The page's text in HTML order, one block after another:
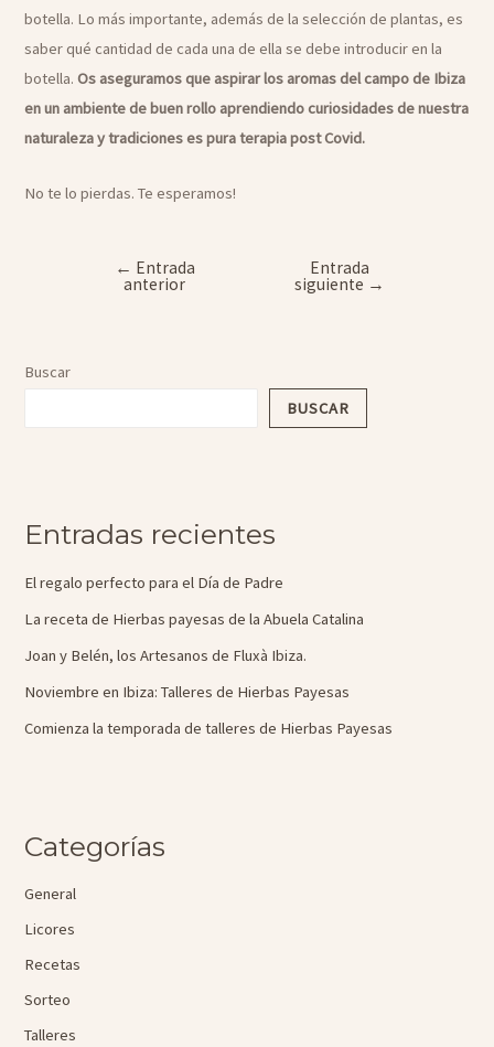
botella. Lo más importante, además de la selección de plantas, es
saber qué cantidad de cada una de ella se debe introducir en la
botella. Os aseguramos que aspirar los aromas del campo de Ibiza
en un ambiente de buen rollo aprendiendo curiosidades de nuestra
naturaleza y tradiciones es pura terapia post Covid.
No te lo pierdas. Te esperamos!
Navegación
← Entrada
anterior
Entrada
siguiente →
Buscar
BUSCAR
Entradas recientes
El regalo perfecto para el Día de Padre
La receta de Hierbas payesas de la Abuela Catalina
Joan y Belén, los Artesanos de Fluxà Ibiza.
Noviembre en Ibiza: Talleres de Hierbas Payesas
Comienza la temporada de talleres de Hierbas Payesas
Categorías
General
Licores
Recetas
Sorteo
Talleres